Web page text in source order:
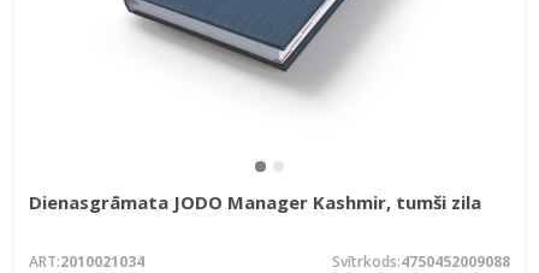
Dienasgrāmata JODO Manager Kashmir, tumši zila
ART:2010021034 Svītrkods:4750452009088